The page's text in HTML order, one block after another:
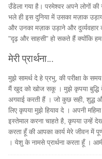
उँडेला गया है। परमेश्वर अपने लोगों की
भले ही इस दुनिया में उसका मज़ाक
और उनका मज़ाक उड़ाने और
"दृढ़ और साहसी" हो सकते हैं क्योंकि
मेरी प्रार्थना...
मुझे सामर्थ दे हे प्रभु, की परीक्षा के
मैं खुद को खोज सकू । मुझे कृपया
अगवाई करती हैं । जो कुछ सही, शुद्ध
लिए कृपया मुझे हियाव दे । अपनी
इस्तेमाल करना चाहते है, कृपया उन्हें
करता हूँ की आपका कार्य मेरे जीवन में
। येशु के नामसे प्रार्थना करता हूँ ।